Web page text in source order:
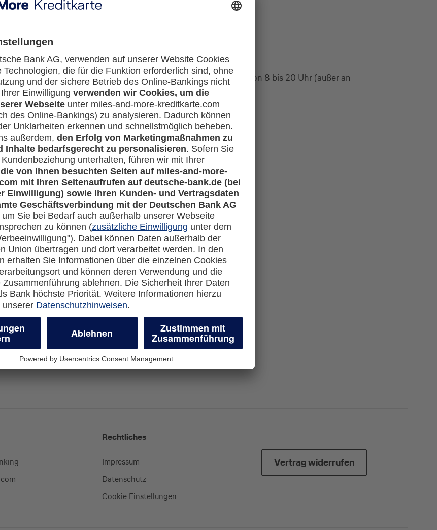
Miles & More Credit Card sind wir von Montag bis Freitag von 8 bis 20 Uhr (außer an
die Reiserücktritt- und Reiseabbruchversicherung?
Rechtliches
Impressum
Datenschutz
Cookie Einstellungen
Vertrag widerrufen